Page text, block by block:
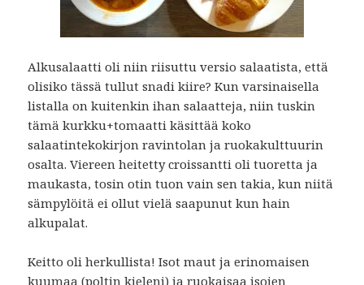
Alkusalaatti oli niin riisuttu versio salaatista, että
olisiko tässä tullut snadi kiire? Kun varsinaisella
listalla on kuitenkin ihan salaatteja, niin tuskin
tämä kurkku+tomaatti käsittää koko
salaatintekokirjon ravintolan ja ruokakulttuurin
osalta. Viereen heitetty croissantti oli tuoretta ja
maukasta, tosin otin tuon vain sen takia, kun niitä
sämpylöitä ei ollut vielä saapunut kun hain
alkupalat.
Keitto oli herkullista! Isot maut ja erinomaisen
kuumaa (poltin kieleni) ja ruokaisaa isojen